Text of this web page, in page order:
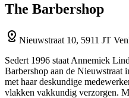
The Barbershop
Nieuwstraat 10, 5911 JT
Sedert 1996 staat Annemiek
Barbershop aan de Nieuwstraat
met haar deskundige
vlakken vakkundig verzorgen.